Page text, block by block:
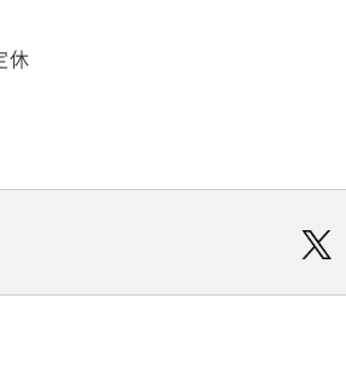
休